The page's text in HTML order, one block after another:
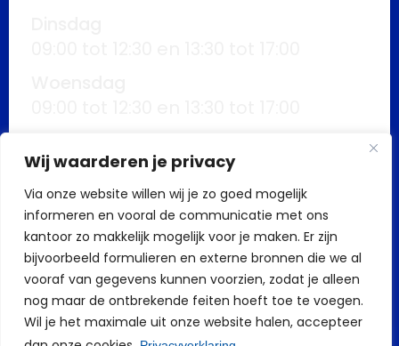
Wij waarderen je privacy
Via onze website willen wij je zo goed mogelijk
informeren en vooral de communicatie met ons
kantoor zo makkelijk mogelijk voor je maken. Er zijn
bijvoorbeeld formulieren en externe bronnen die we al
vooraf van gegevens kunnen voorzien, zodat je alleen
nog maar de ontbrekende feiten hoeft toe te voegen.
Wil je het maximale uit onze website halen, accepteer
09:00 tot 12:30 en 13:30 tot 17:00
Vrijdag
09:00 tot 12:30 en 13:30 tot 17:00
Buiten kantoortijden mogelijk op
afspraak